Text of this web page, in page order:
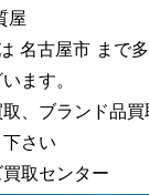
屋
名古屋市 まで
います。
、ブランド品買
さい
取センター